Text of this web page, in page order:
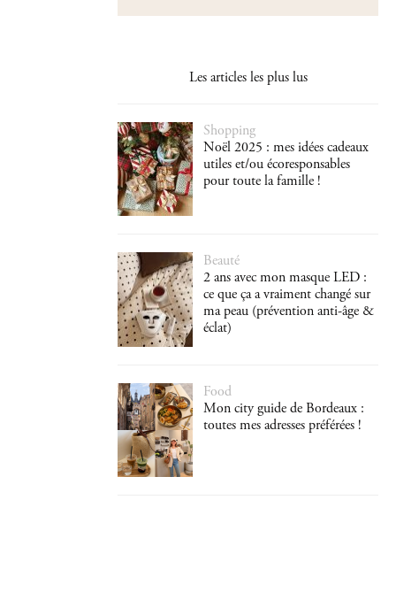
Les articles les plus lus
Shopping
Noël 2025 : mes idées cadeaux
utiles et/ou écoresponsables
pour toute la famille !
Beauté
2 ans avec mon masque LED :
ce que ça a vraiment changé sur
ma peau (prévention anti-âge &
éclat)
Food
Mon city guide de Bordeaux :
toutes mes adresses préférées !